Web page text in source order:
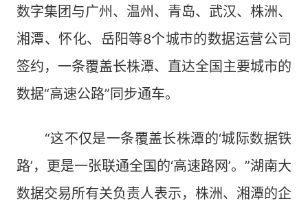
数字集团与广州、温州、青岛、武汉、株洲、
湘潭、怀化、岳阳等8个城市的数据运营公司
签约，一条覆盖长株潭、直达全国主要城市的
数据“高速公路”同步通车。
“这不仅是一条覆盖长株潭的‘城际数据铁
路’，更是一张联通全国的‘高速路网’。”湖南大
数据交易所有关负责人表示，株洲、湘潭的企